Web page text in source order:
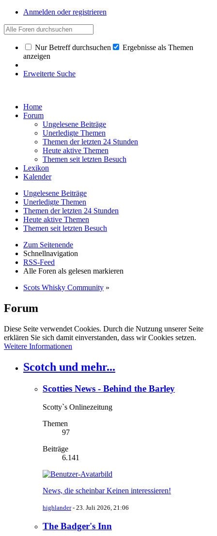
Anmelden oder registrieren
Nur Betreff durchsuchen
Ergebnisse als Themen
anzeigen
Erweiterte Suche
Home
Forum
Ungelesene Beiträge
Unerledigte Themen
Themen der letzten 24 Stunden
Heute aktive Themen
Themen seit letzten Besuch
Lexikon
Kalender
Ungelesene Beiträge
Unerledigte Themen
Themen der letzten 24 Stunden
Heute aktive Themen
Themen seit letzten Besuch
Zum Seitenende
Schnellnavigation
RSS-Feed
Alle Foren als gelesen markieren
Scots Whisky Community »
Forum
Diese Seite verwendet Cookies. Durch die Nutzung unserer Seite
erklären Sie sich damit einverstanden, dass wir Cookies setzen.
Weitere Informationen
Scotch und mehr...
Scotties News - Behind the Barley
Scotty`s Onlinezeitung
Themen
97
Beiträge
6.141
News, die scheinbar Keinen interessieren!
highlander- 23. Juli 2026, 21:06
The Badger's Inn